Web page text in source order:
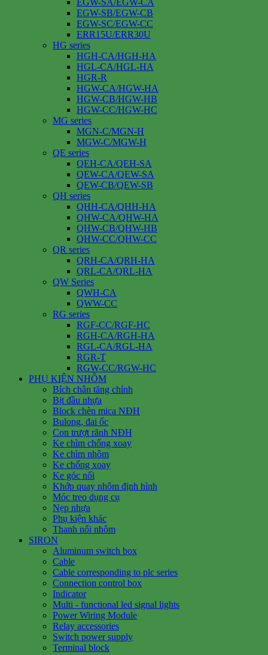
EGW-SB/EGW-CB
EGW-SC/EGW-CC
ERR15U/ERR30U
HG series
HGH-CA/HGH-HA
HGL-CA/HGL-HA
HGR-R
HGW-CA/HGW-HA
HGW-CB/HGW-HB
HGW-CC/HGW-HC
MG series
MGN-C/MGN-H
MGW-C/MGW-H
QE series
QEH-CA/QEH-SA
QEW-CA/QEW-SA
QEW-CB/QEW-SB
QH series
QHH-CA/QHH-HA
QHW-CA/QHW-HA
QHW-CB/QHW-HB
QHW-CC/QHW-CC
QR series
QRH-CA/QRH-HA
QRL-CA/QRL-HA
QW Series
QWH-CA
QWW-CC
RG series
RGF-CC/RGF-HC
RGH-CA/RGH-HA
RGL-CA/RGL-HA
RGR-T
RGW-CC/RGW-HC
PHỤ KIỆN NHÔM
Bích chân tăng chỉnh
Bịt đầu nhựa
Block chèn mica NĐH
Bulong, đai ốc
Con trượt rãnh NĐH
Ke chìm chống xoay
Ke chìm nhôm
Ke chống xoay
Ke góc nổi
Khớp quay nhôm định hình
Móc treo dụng cụ
Nẹp nhựa
Phụ kiện khác
Thanh nối nhôm
SIRON
Aluminum switch box
Cable
Cable corresponding to plc series
Connection control box
Indicator
Multi - functional led signal lights
Power Wiring Module
Relay accessories
Switch power supply
Terminal block